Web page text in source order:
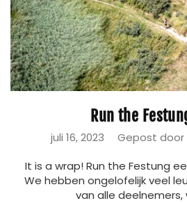
Run the
juli 16, 2023 Gepost door
It is a wrap! Run the Festung
We hebben ongelofelijk veel
van alle deelnemers,